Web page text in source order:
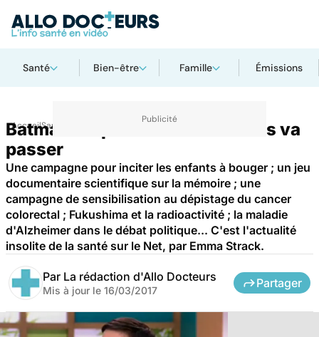
Santé Bien-être Famille Émissions
AccueilSanté
Batman : la petite chauve-souris va
passer
Une campagne pour inciter les enfants à bouger ; un jeu
documentaire scientifique sur la mémoire ; une
campagne de sensibilisation au dépistage du cancer
colorectal ; Fukushima et la radioactivité ; la maladie
d'Alzheimer dans le débat politique... C'est l'actualité
insolite de la santé sur le Net, par Emma Strack.
Par La rédaction d'Allo Docteurs
Mis à jour le 16/03/2017
Partager